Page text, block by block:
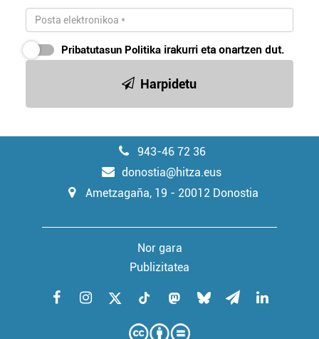
Pribatutasun Politika irakurri eta onartzen dut.
Harpidetu
943-46 72 36
donostia@hitza.eus
Ametzagaña, 19 - 20012 Donostia
Nor gara
Publizitatea